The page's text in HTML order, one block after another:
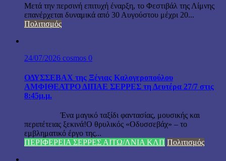
Μετά την περσινή επιτυχή έναρξη, το Φεστιβάλ της Λίμνης
επανέρχεται δυναμικά από 30 Αυγούστου μέχρι 20...
Πολιτισμός
24/07/2026 cosmos 0
ΟΔΥΣΣΕΒΑΧ της Ξένιας Καλογεροπούλου
ΑΜΦΙΘΕΑΤΡΟ ΔΙΠΑΕ ΣΕΡΡΕΣ τη Δευτέρα 27/7 στις
8:45μ.μ.
Ένα μαγικό ταξίδι φαντασίας, μουσικής και
περιπέτειας ξεκινά!Ο θρυλικός «Οδυσσεβάχ» – το
εμβληματικό έργο της...
ΠΕΡΙΦΕΡΕΙΑ ΣΕΡΡΕΣ ΑΙΤΩ/ΛΝΙΑ ΚΛΠ Πολιτισμός